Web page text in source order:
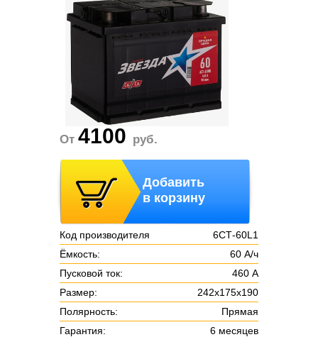
От 4100 руб.
Добавить
в корзину
Код производителя
6СТ-60L1
Ёмкость:
60 А/ч
Пусковой ток:
460 А
Размер:
242х175х190
Полярность:
Прямая
Гарантия:
6 месяцев